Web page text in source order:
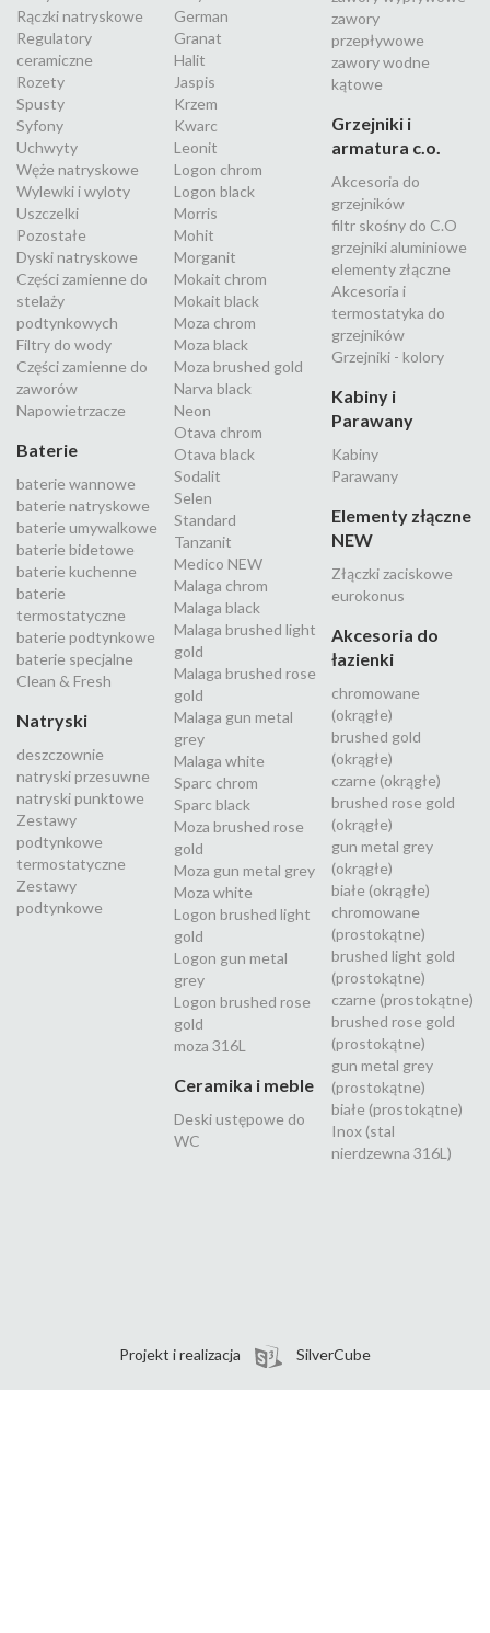
Rączki natryskowe
Regulatory
ceramiczne
Rozety
Spusty
Syfony
Uchwyty
Węże natryskowe
Wylewki i wyloty
Uszczelki
Pozostałe
Dyski natryskowe
Części zamienne do
stelaży
podtynkowych
Filtry do wody
Części zamienne do
zaworów
Napowietrzacze
Baterie
baterie wannowe
baterie natryskowe
baterie umywalkowe
baterie bidetowe
baterie kuchenne
baterie
termostatyczne
baterie podtynkowe
baterie specjalne
Clean & Fresh
Natryski
deszczownie
natryski przesuwne
natryski punktowe
Zestawy
podtynkowe
termostatyczne
Zestawy
podtynkowe
German
Granat
Halit
Jaspis
Krzem
Kwarc
Leonit
Logon chrom
Logon black
Morris
Mohit
Morganit
Mokait chrom
Mokait black
Moza chrom
Moza black
Moza brushed gold
Narva black
Neon
Otava chrom
Otava black
Sodalit
Selen
Standard
Tanzanit
Medico NEW
Malaga chrom
Malaga black
Malaga brushed light
gold
Malaga brushed rose
gold
Malaga gun metal
grey
Malaga white
Sparc chrom
Sparc black
Moza brushed rose
gold
Moza gun metal grey
Moza white
Logon brushed light
gold
Logon gun metal
grey
Logon brushed rose
gold
moza 316L
Ceramika i meble
Deski ustępowe do
WC
zawory
przepływowe
zawory wodne
kątowe
Grzejniki i
armatura c.o.
Akcesoria do
grzejników
filtr skośny do C.O
grzejniki aluminiowe
elementy złączne
Akcesoria i
termostatyka do
grzejników
Grzejniki - kolory
Kabiny i
Parawany
Kabiny
Parawany
Elementy złączne
NEW
Złączki zaciskowe
eurokonus
Akcesoria do
łazienki
chromowane
(okrągłe)
brushed gold
(okrągłe)
czarne (okrągłe)
brushed rose gold
(okrągłe)
gun metal grey
(okrągłe)
białe (okrągłe)
chromowane
(prostokątne)
brushed light gold
(prostokątne)
czarne (prostokątne)
brushed rose gold
(prostokątne)
gun metal grey
(prostokątne)
białe (prostokątne)
Inox (stal
nierdzewna 316L)
Projekt i realizacja SilverCube